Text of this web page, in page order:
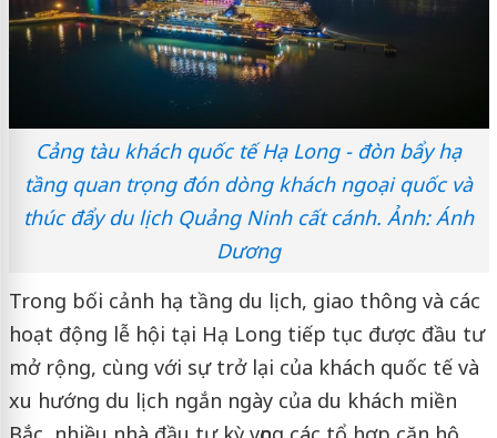
Cảng tàu khách quốc tế Hạ Long - đòn bẩy hạ
tầng quan trọng đón dòng khách ngoại quốc và
thúc đẩy du lịch Quảng Ninh cất cánh. Ảnh: Ánh
Dương
Trong bối cảnh hạ tầng du lịch, giao thông và các
hoạt động lễ hội tại Hạ Long tiếp tục được đầu tư
mở rộng, cùng với sự trở lại của khách quốc tế và
xu hướng du lịch ngắn ngày của du khách miền